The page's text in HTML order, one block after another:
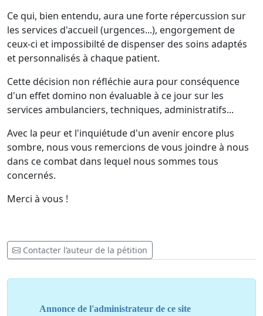
Ce qui, bien entendu, aura une forte répercussion sur
les services d'accueil (urgences...), engorgement de
ceux-ci et impossibilté de dispenser des soins adaptés
et personnalisés à chaque patient.
Cette décision non réfléchie aura pour conséquence
d'un effet domino non évaluable à ce jour sur les
services ambulanciers, techniques, administratifs...
Avec la peur et l'inquiétude d'un avenir encore plus
sombre, nous vous remercions de vous joindre à nous
dans ce combat dans lequel nous sommes tous
concernés.
Merci à vous !
Contacter l’auteur de la pétition
Annonce de l'administrateur de ce site